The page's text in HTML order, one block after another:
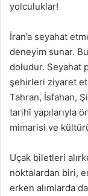
yolculuklar!
İran’a seyahat
deneyim sunar.
doludur. Seyahat
şehirleri ziyaret
Tahran, İsfahan,
tarihî yapılarıyla
mimarisi ve
Uçak biletleri
noktalardan biri,
erken alımlarda